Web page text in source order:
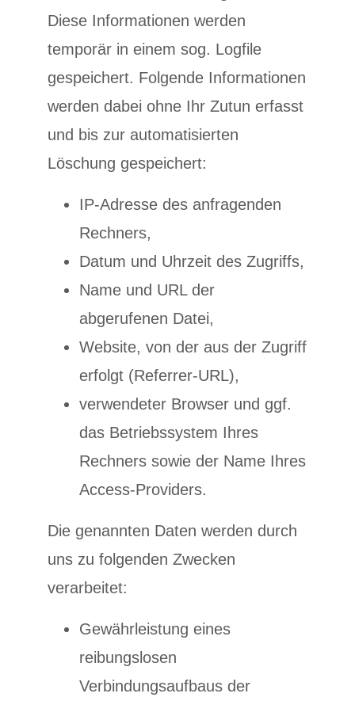
Diese Informationen werden
temporär in einem sog. Logfile
gespeichert. Folgende Informationen
werden dabei ohne Ihr Zutun erfasst
und bis zur automatisierten
Löschung gespeichert:
IP-Adresse des anfragenden
Rechners,
Datum und Uhrzeit des Zugriffs,
Name und URL der
abgerufenen Datei,
Website, von der aus der Zugriff
erfolgt (Referrer-URL),
verwendeter Browser und ggf.
das Betriebssystem Ihres
Rechners sowie der Name Ihres
Access-Providers.
Die genannten Daten werden durch
uns zu folgenden Zwecken
verarbeitet:
Gewährleistung eines
reibungslosen
Verbindungsaufbaus der